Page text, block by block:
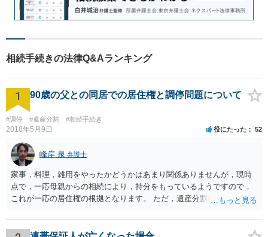
相続手続きの法律Q&Aランキング
1 90歳の父との同居での居住権と調停問題について
#調停 #遺産分割 #相続手続き
2018年5月9日 役にたった 52
峰岸 泉 弁護士
家事，料理，雑用をやったかどうかはあまり関係ありませんが，現時
点で，一応母親からの相続により，持分をもっているようですので，
これが一応の居住権の根拠となります。 ただ，遺産分割により，母の